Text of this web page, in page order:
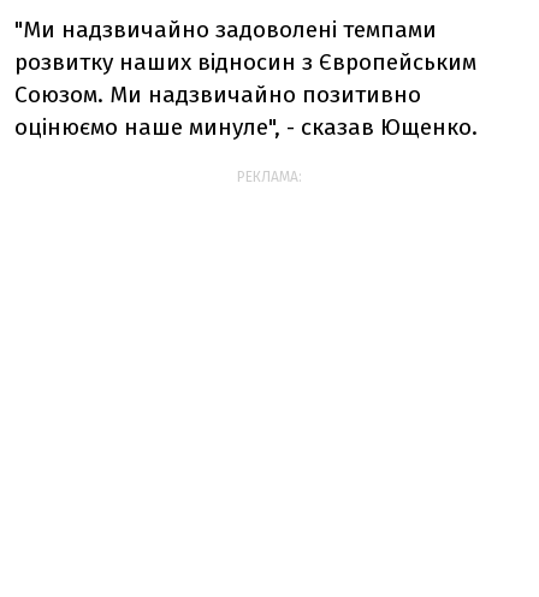
"Ми надзвичайно задоволені темпами
розвитку наших відносин з Європейським
Союзом. Ми надзвичайно позитивно
оцінюємо наше минуле", - сказав Ющенко.
РЕКЛАМА: